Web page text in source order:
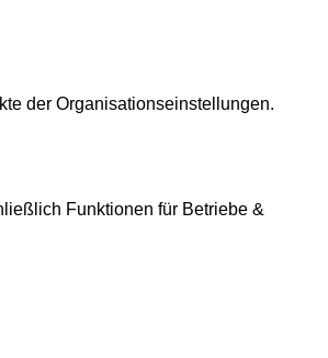
der Organisationseinstellungen.
Funktionen für Betriebe &